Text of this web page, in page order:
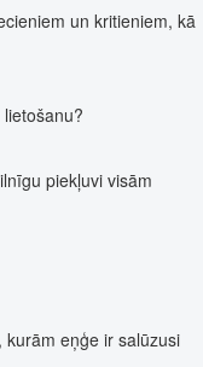
un kritieniem, kā
piekļuvi visām
eņģe ir salūzusi